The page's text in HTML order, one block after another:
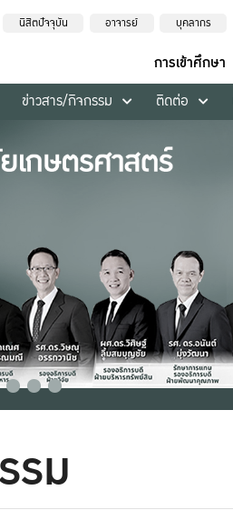
นิสิตปัจจุบัน อาจารย์ บุคลากร
การเข้าศึกษา
ข่าวสาร/กิจกรรม ติดต่อ
รม